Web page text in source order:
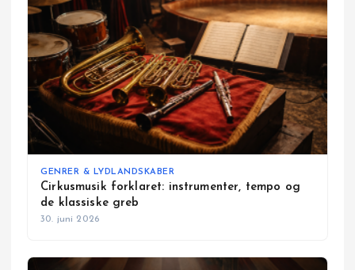
GENRER & LYDLANDSKABER
Cirkusmusik forklaret: instrumenter, tempo og
de klassiske greb
30. juni 2026